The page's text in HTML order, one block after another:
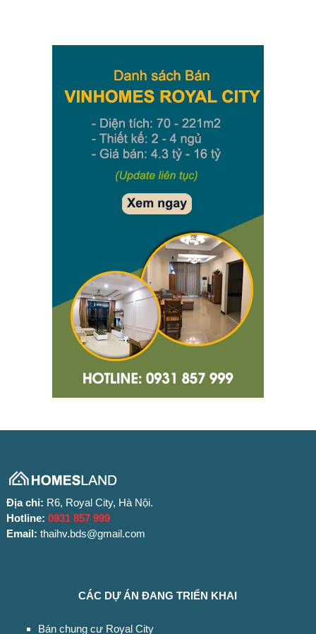
Địa chỉ: R6, Royal City, Hà Nội.
Hotline: 0931 857 999
Email: thaihv.bds@gmail.com
CÁC DỰ ÁN ĐANG TRIỂN KHAI
Bán chung cư Royal City